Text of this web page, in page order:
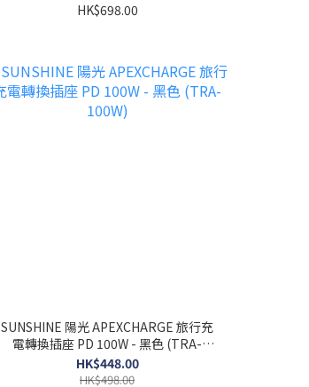
HK$698.00
SUNSHINE 陽光 APEXCHARGE 旅行充
電轉換插座 PD 100W - 黑色 (TRA-
100W)
HK$448.00
HK$498.00